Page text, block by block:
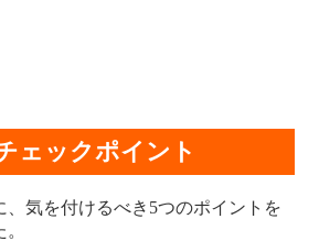
ェックポイント
、気を付けるべき5つのポイントを